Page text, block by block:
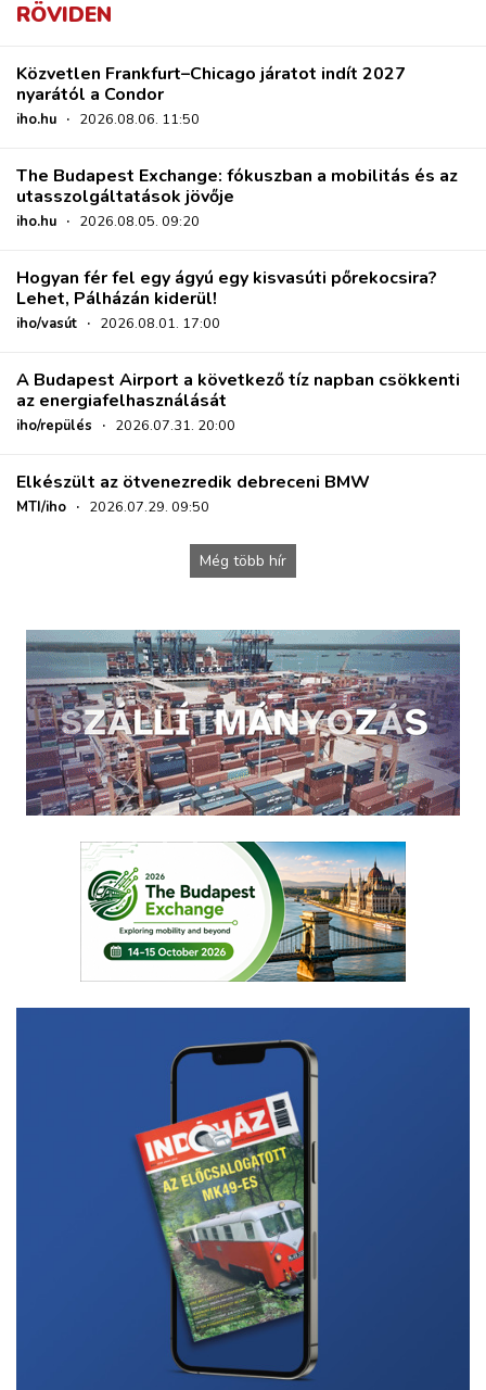
RÖVIDEN
Közvetlen Frankfurt–Chicago járatot indít 2027
nyarától a Condor
iho.hu · 2026.08.06. 11:50
The Budapest Exchange: fókuszban a mobilitás és az
utasszolgáltatások jövője
iho.hu · 2026.08.05. 09:20
Hogyan fér fel egy ágyú egy kisvasúti pőrekocsira?
Lehet, Pálházán kiderül!
iho/vasút · 2026.08.01. 17:00
A Budapest Airport a következő tíz napban csökkenti
az energiafelhasználását
iho/repülés · 2026.07.31. 20:00
Elkészült az ötvenezredik debreceni BMW
MTI/iho · 2026.07.29. 09:50
Még több hír